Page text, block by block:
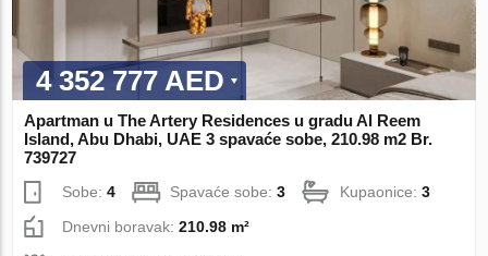
4 352 777 AED
Apartman u The Artery Residences u gradu Al Reem
Island, Abu Dhabi, UAE 3 spavaće sobe, 210.98 m2 Br.
739727
Sobe:4 Spavaće sobe:3 Kupaonice:3
Dnevni boravak:210.98 m²